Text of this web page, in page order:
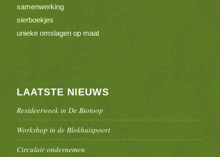
samenwerking
sierboekjes
unieke omslagen op maat
LAATSTE NIEUWS
Resideerweek in De Biotoop
Workshop in de Blokhuispoort
Circulair ondernemen